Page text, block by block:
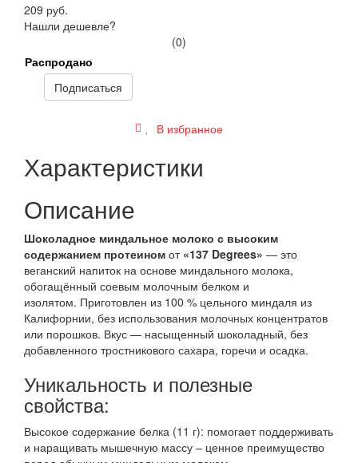
209 руб.
Нашли дешевле?
(0)
Распродано
Подписаться
В избранное
Характеристики
Описание
Шоколадное миндальное молоко с высоким
содержанием протеином от «137 Degrees» — это
веганский напиток на основе миндального молока,
обогащённый соевым молочным белком и
изолятом. Приготовлен из 100 % цельного миндаля из
Калифорнии, без использования молочных концентратов
или порошков. Вкус — насыщенный шоколадный, без
добавленного тростникового сахара, горечи и осадка.
Уникальность и полезные
свойства:
Высокое содержание белка (11 г): помогает поддерживать
и наращивать мышечную массу – ценное преимущество